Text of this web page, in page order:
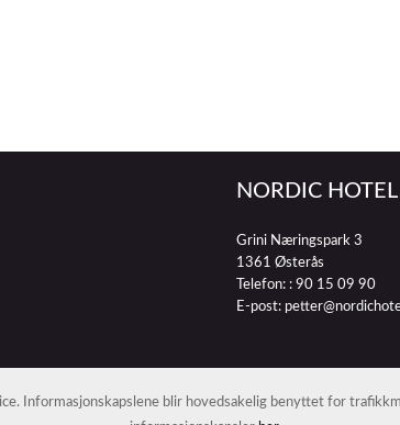
NORDIC
Grini Næringspark 3
1361 Østerås
Telefon: : 90 15 09 90
E-post:
Informasjonskapslene blir hovedsakelig benyttet for